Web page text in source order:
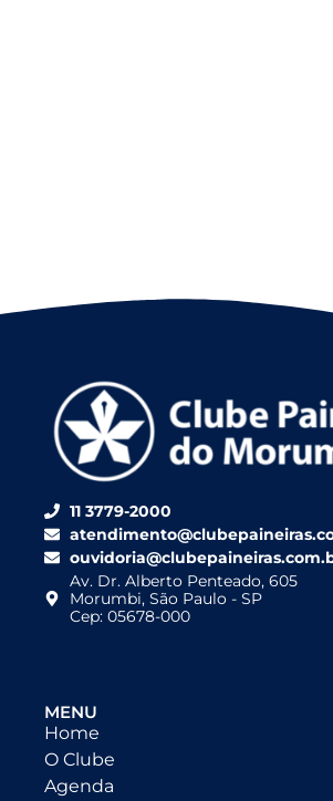
11 3779-2000
Av. Dr. Alberto Penteado, 605
Morumbi, São Paulo - SP
Cep: 05678-000
MENU
Home
O Clube
Agenda